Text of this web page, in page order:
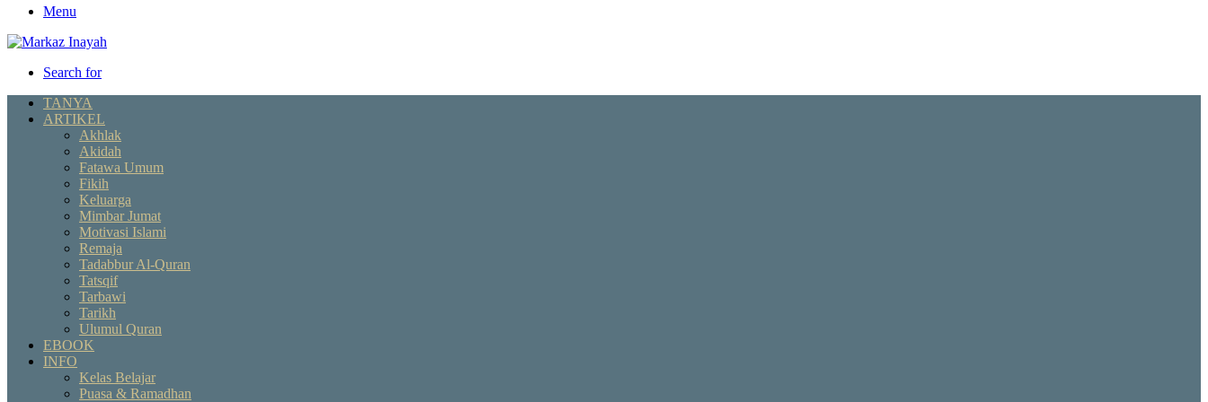
Menu
Search for
TANYA
ARTIKEL
Akhlak
Akidah
Fatawa Umum
Fikih
Keluarga
Mimbar Jumat
Motivasi Islami
Remaja
Tadabbur Al-Quran
Tatsqif
Tarbawi
Tarikh
Ulumul Quran
EBOOK
INFO
Kelas Belajar
Puasa & Ramadhan